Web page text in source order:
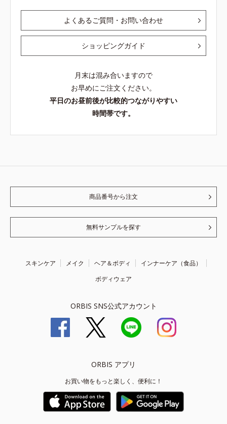
よくあるご質問・お問い合わせ
ショッピングガイド
月末は混み合いますので
お早めにご注文ください。
平日のお昼前後が比較的つながりやすい
時間帯です。
商品番号から注文
無料サンプルを探す
スキンケア メイク ヘア＆ボディ
インナーケア（食品）
ボディウェア
ORBIS SNS公式アカウント
ORBIS アプリ
お買い物をもっと楽しく、便利に！